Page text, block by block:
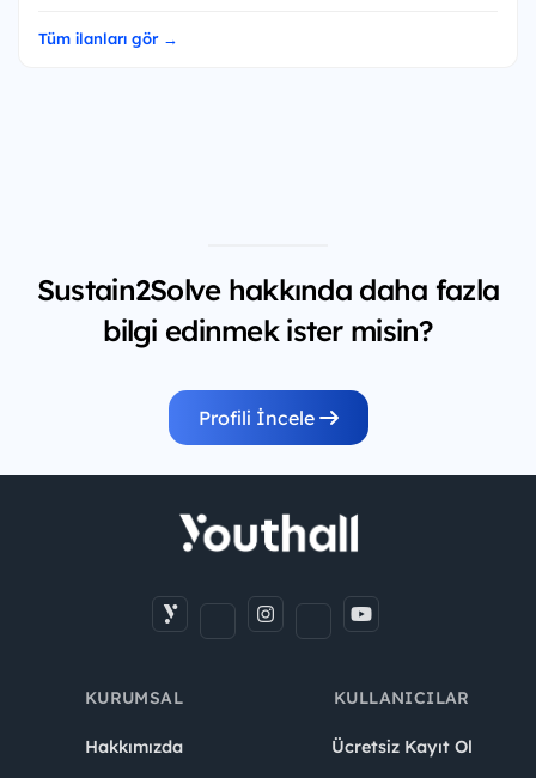
Tüm ilanları gör →
Sustain2Solve hakkında daha fazla
bilgi edinmek ister misin?
Profili İncele
KURUMSAL
Hakkımızda
KULLANICILAR
Ücretsiz Kayıt Ol